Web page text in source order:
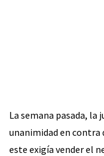
La semana pasada,
unanimidad en contra
este exigía vender el